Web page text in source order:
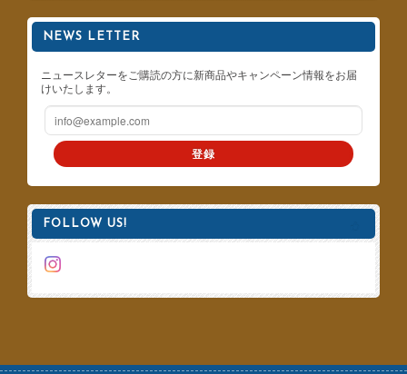
NEWS LETTER
ニュースレターをご購読の方に新商品やキャンペーン情報をお届
けいたします。
登録
FOLLOW US!